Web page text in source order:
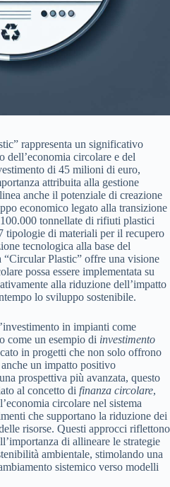
rappresenta un significativo
dell’economia circolare e del
di 45 milioni di euro,
attribuita alla gestione
anche il potenziale di creazione
economico legato alla transizione
tonnellate di rifiuti plastici
tipologie di materiali per il recupero
tecnologica alla base del
“Circular Plastic” offre una visione
possa essere implementata su
alla riduzione dell’impatto
lo sviluppo sostenibile.
in impianti come
come un esempio di investimento
in progetti che non solo offrono
un impatto positivo
prospettiva più avanzata, questo
al concetto di finanza circolare,
circolare nel sistema
che supportano la riduzione dei
risorse. Questi approcci riflettono
di allineare le strategie
ambientale, stimolando una
sistemico verso modelli